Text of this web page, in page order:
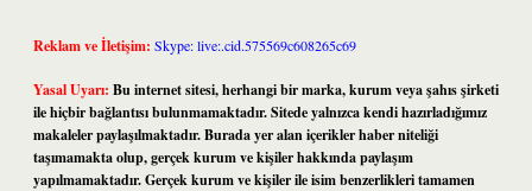
Reklam ve İletişim: Skype: live:.cid.575569c608265c69
Yasal Uyarı: Bu internet sitesi, herhangi bir marka, kurum veya şahıs şirketi
ile hiçbir bağlantısı bulunmamaktadır. Sitede yalnızca kendi hazırladığımız
makaleler paylaşılmaktadır. Burada yer alan içerikler haber niteliği
taşımamakta olup, gerçek kurum ve kişiler hakkında paylaşım
yapılmamaktadır. Gerçek kurum ve kişiler ile isim benzerlikleri tamamen